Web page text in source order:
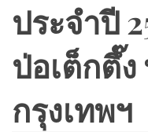
ประจำปี
ป่อเต็กตึ๊
กรุงเทพฯ